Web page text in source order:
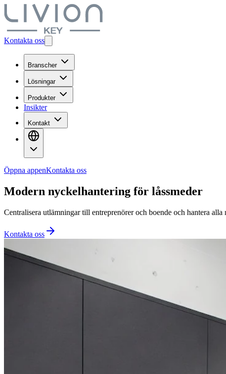
Kontakta oss
Branscher
Lösningar
Produkter
Insikter
Kontakt
Öppna appenKontakta oss
Modern nyckelhantering för låssmeder
Centralisera utlämningar till entreprenörer och boende och hantera
Kontakta oss